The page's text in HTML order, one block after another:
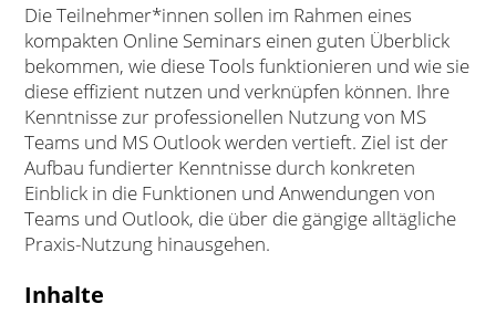
Die Teilnehmer*innen sollen im Rahmen eines
kompakten Online Seminars einen guten Überblick
bekommen, wie diese Tools funktionieren und wie sie
diese effizient nutzen und verknüpfen können. Ihre
Kenntnisse zur professionellen Nutzung von MS
Teams und MS Outlook werden vertieft. Ziel ist der
Aufbau fundierter Kenntnisse durch konkreten
Einblick in die Funktionen und Anwendungen von
Teams und Outlook, die über die gängige alltägliche
Praxis-Nutzung hinausgehen.
Inhalte